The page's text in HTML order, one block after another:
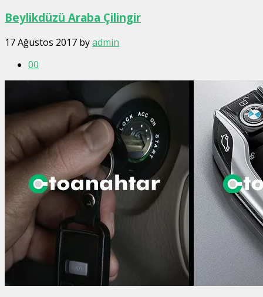
Beylikdüzü Araba Çilingir
17 Ağustos 2017 byadmin
00